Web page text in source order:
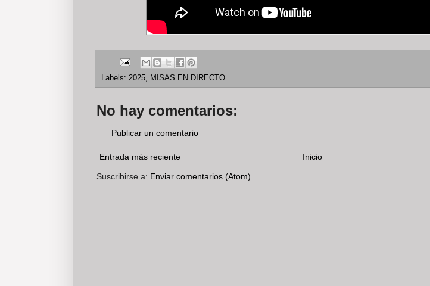
Labels: 2025, MISAS EN DIRECTO
No hay comentarios:
Publicar un comentario
Entrada más reciente Inicio
Suscribirse a: Enviar comentarios (Atom)